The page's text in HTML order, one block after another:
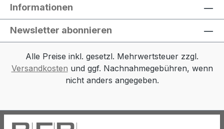
Informationen
Newsletter abonnieren
Alle Preise inkl. gesetzl. Mehrwertsteuer zzgl.
Versandkosten und ggf. Nachnahmegebühren, wenn
nicht anders angegeben.